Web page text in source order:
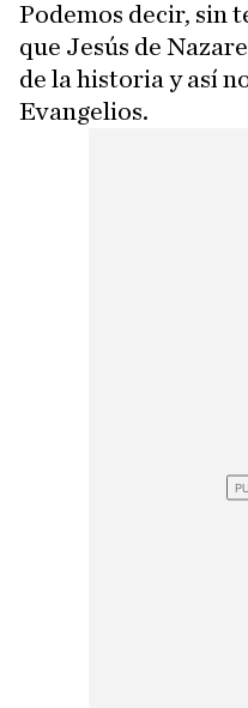
Podemos decir, sin
que Jesús de
de la historia y así
Evangelios.